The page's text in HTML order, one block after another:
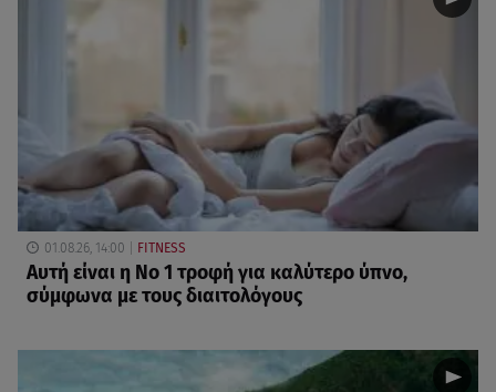
01.08.26, 14:00 FITNESS
Αυτή είναι η Νο 1 τροφή για καλύτερο ύπνο,
σύμφωνα με τους διαιτολόγους